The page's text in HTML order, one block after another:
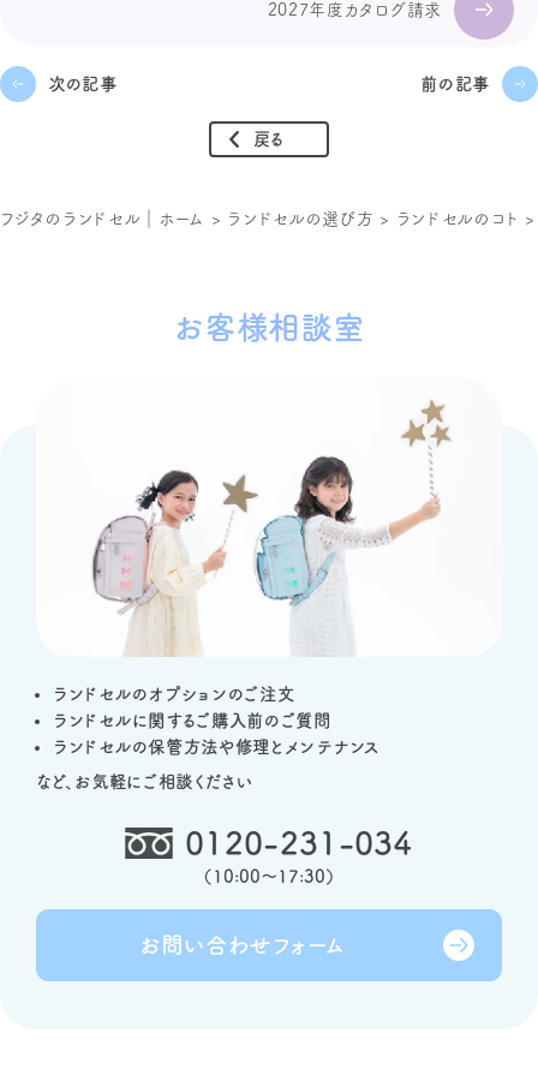
2027年度カタログ請求
次の記事 前の記事
戻る
フジタのランドセル｜ホーム > ランドセルの選び方 > ランドセルのコト
お客様相談室
ランドセルのオプションのご注文
ランドセルに関するご購入前のご質問
ランドセルの保管方法や修理とメンテナンス
など、お気軽にご相談ください
0120-231-034
（ 10:00～17:30 ）
お問い合わせ フォーム